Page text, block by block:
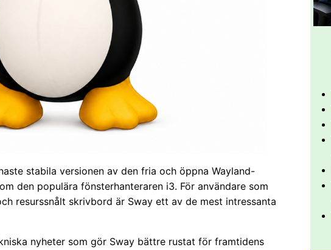
stabila versionen av den fria och öppna Wayland-
den populära fönsterhanteraren i3. För användare som
resurssnålt skrivbord är Sway ett av de mest intressanta
nyheter som gör Sway bättre rustat för framtidens